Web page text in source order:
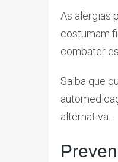
As alergias
costumam
combater
Saiba que
alternativa.